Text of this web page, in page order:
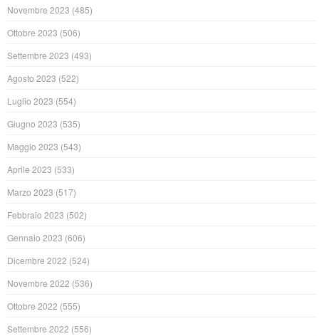
Novembre 2023 (485)
Ottobre 2023 (506)
Settembre 2023 (493)
Agosto 2023 (522)
Luglio 2023 (554)
Giugno 2023 (535)
Maggio 2023 (543)
Aprile 2023 (533)
Marzo 2023 (517)
Febbraio 2023 (502)
Gennaio 2023 (606)
Dicembre 2022 (524)
Novembre 2022 (536)
Ottobre 2022 (555)
Settembre 2022 (556)